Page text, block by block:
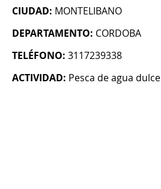
CIUDAD: MONTELIBANO
DEPARTAMENTO: CORDOBA
TELÉFONO: 3117239338
ACTIVIDAD: Pesca de agua dulce